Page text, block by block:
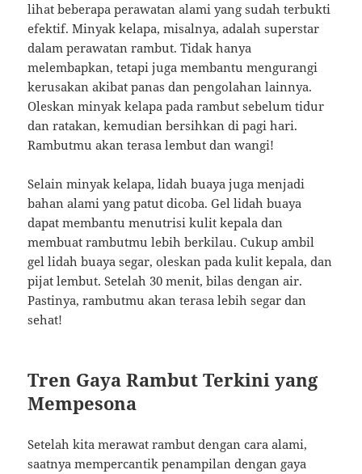
lihat beberapa perawatan alami yang sudah terbukti
efektif. Minyak kelapa, misalnya, adalah superstar
dalam perawatan rambut. Tidak hanya
melembapkan, tetapi juga membantu mengurangi
kerusakan akibat panas dan pengolahan lainnya.
Oleskan minyak kelapa pada rambut sebelum tidur
dan ratakan, kemudian bersihkan di pagi hari.
Rambutmu akan terasa lembut dan wangi!
Selain minyak kelapa, lidah buaya juga menjadi
bahan alami yang patut dicoba. Gel lidah buaya
dapat membantu menutrisi kulit kepala dan
membuat rambutmu lebih berkilau. Cukup ambil
gel lidah buaya segar, oleskan pada kulit kepala, dan
pijat lembut. Setelah 30 menit, bilas dengan air.
Pastinya, rambutmu akan terasa lebih segar dan
sehat!
Tren Gaya Rambut Terkini yang
Mempesona
Setelah kita merawat rambut dengan cara alami,
saatnya mempercantik penampilan dengan gaya